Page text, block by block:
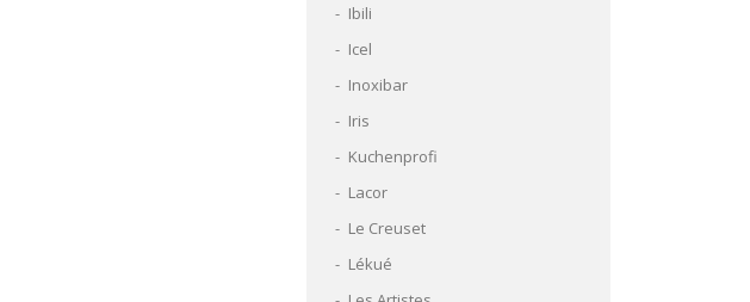
Ibili
Icel
Inoxibar
Iris
Kuchenprofi
Lacor
Le Creuset
Lékué